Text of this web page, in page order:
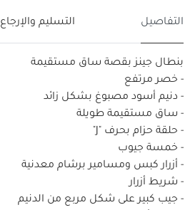
التفاصيل التسليم والإرجاع
بنطال جينز بقصة ساق مستقيمة
- خصر مرتفع
- دنيم أسود مصبوغ بشكل زائد
- ساق مستقيمة طويلة
- حلقة حزام بحرف "J"
- خمسة جيوب
- أزرار كبس ومسامير برشام معدنية
- شريط أزرار
- جيب كبير على شكل مربع من الدنيم